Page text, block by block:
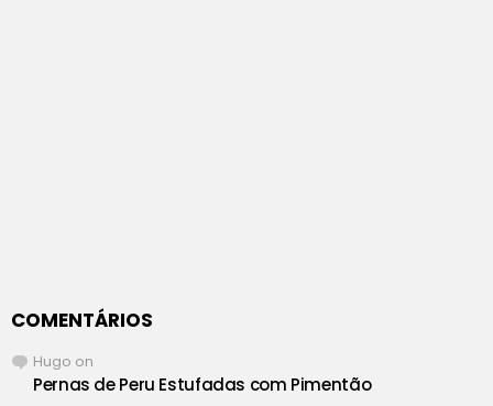
COMENTÁRIOS
Hugo on
Pernas de Peru Estufadas com Pimentão